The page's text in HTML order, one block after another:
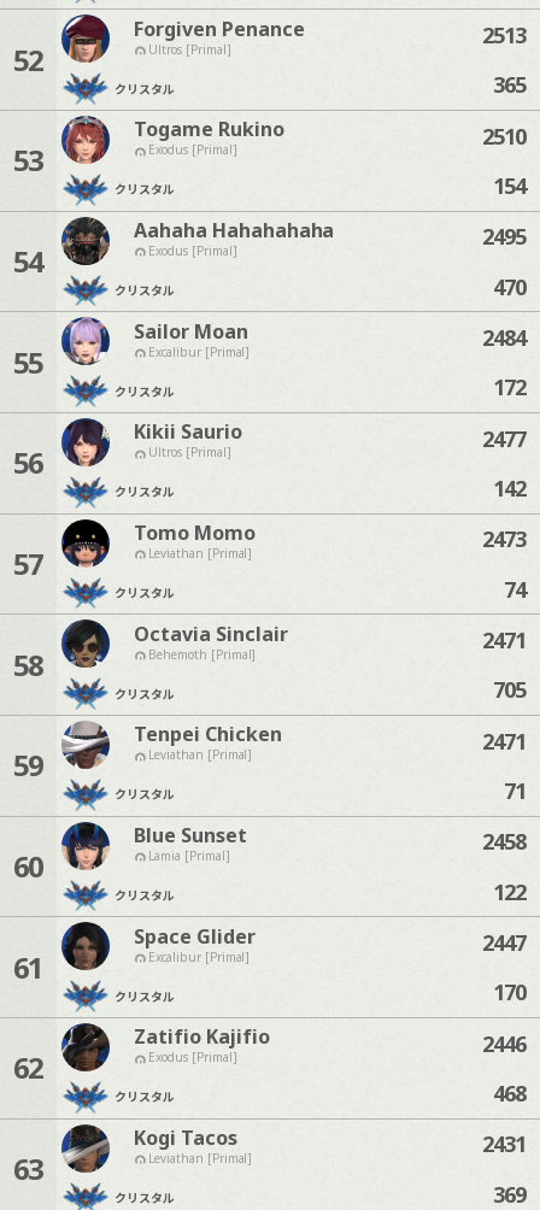
52
Forgiven Penance
Ultros [Primal]
クリスタル
2513
365
53
Togame Rukino
Exodus [Primal]
クリスタル
2510
154
54
Aahaha Hahahahaha
Exodus [Primal]
クリスタル
2495
470
55
Sailor Moan
Excalibur [Primal]
クリスタル
2484
172
56
Kikii Saurio
Ultros [Primal]
クリスタル
2477
142
57
Tomo Momo
Leviathan [Primal]
クリスタル
2473
74
58
Octavia Sinclair
Behemoth [Primal]
クリスタル
2471
705
59
Tenpei Chicken
Leviathan [Primal]
クリスタル
2471
71
60
Blue Sunset
Lamia [Primal]
クリスタル
2458
122
61
Space Glider
Excalibur [Primal]
クリスタル
2447
170
62
Zatifio Kajifio
Exodus [Primal]
クリスタル
2446
468
63
Kogi Tacos
Leviathan [Primal]
クリスタル
2431
369